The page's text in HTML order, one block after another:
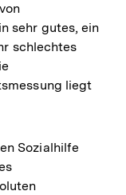
sehr gutes, ein
schlechtes
liegt
Sozialhilfe